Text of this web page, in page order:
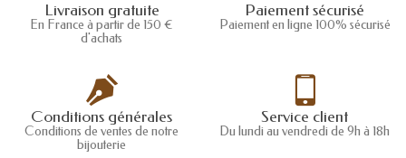
Livraison gratuite
En France à partir de 150 €
d'achats
Paiement sécurisé
Paiement en ligne 100% sécurisé
Conditions générales
Conditions de ventes de notre
bijouterie
Service client
Du lundi au vendredi de 9h à 18h